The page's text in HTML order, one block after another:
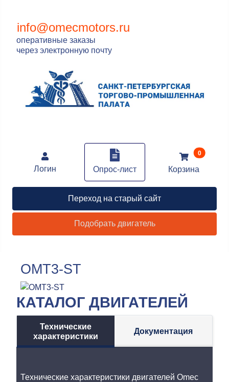
info@omecmotors.ru
оперативные заказы
через электронную почту
Логин Опрос-лист Корзина
0В
Переход на старый сайт
Подобрать двигатель
OMT3-ST
КАТАЛОГ ДВИГАТЕЛЕЙ
Технические
характеристики
Документация
Технические характеристики двигателей Omec